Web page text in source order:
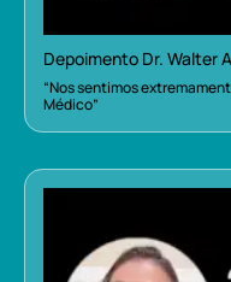
Depoimento Dr. Walter
“Nos sentimos
Médico”